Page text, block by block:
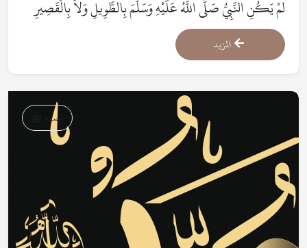
لمْ يَكُنِ النَّبِيُّ صَلَّى اللَّهُ عَلَيْهِ وَسَلَّمَ بِالطَّوِيلِ وَلاَ بِالْقَصِيرِ
المزيد
وصفه ﷺ